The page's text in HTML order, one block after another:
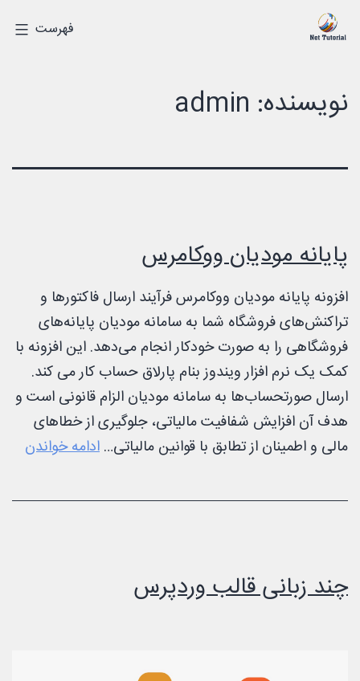
پرش
درک
فهرست
نویسنده: admin
پایانه مودیان ووکامرس
افزونه پایانه مودیان ووکامرس فرآیند ارسال فاکتورها و
تراکنش‌های فروشگاه شما به سامانه مودیان پایانه‌های
فروشگاهی را به صورت خودکار انجام می‌دهد. این افزونه با
کمک یک نرم افزار ویندوز بنام پارلاق حساب کار می کند.
ارسال صورتحساب‌ها به سامانه مودیان الزام قانونی است و
هدف آن افزایش شفافیت مالیاتی، جلوگیری از خطاهای
مالی و اطمینان از تطابق با قوانین مالیاتی… ادامه خواندن
چند زبانی قالب وردپرس